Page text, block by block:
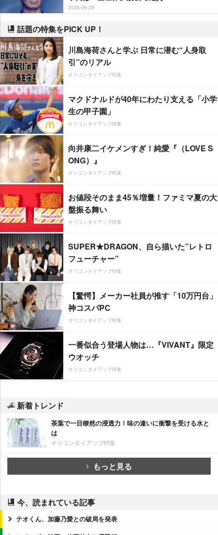
2026-06-29
話題の特集をPICK UP！
川島海荷さんと学ぶ 日常に潜む“人身取
引”のリアル
オリコンタイアップ特集
マクドナルドが40年にわたり支える「小学
生の甲子園」
オリコンタイアップ特集
向井康二イケメンすぎ！純愛『（LOVE S
ONG）』
オリコンタイアップ特集
お値段そのまま45％増量！ファミマ夏の大
盤振る舞い
オリコンタイアップ特集
SUPER★DRAGON、自ら描いた”レトロ
フューチャー”
オリコンタイアップ特集
【驚愕】メーカー社員が推す「10万円台」
神コスパPC
オリコンタイアップ特集
一番似合う登場人物は…『VIVANT』限定
ウオッチ
オリコンタイアップ特集
新着トレンド
茶葉で一目瞭然の浸透力！味の違いに衝撃を受ける水と
は
オリコンタイアップ特集
もっと見る
今、読まれている記事
テオくん、加藤乃愛との破局を発表